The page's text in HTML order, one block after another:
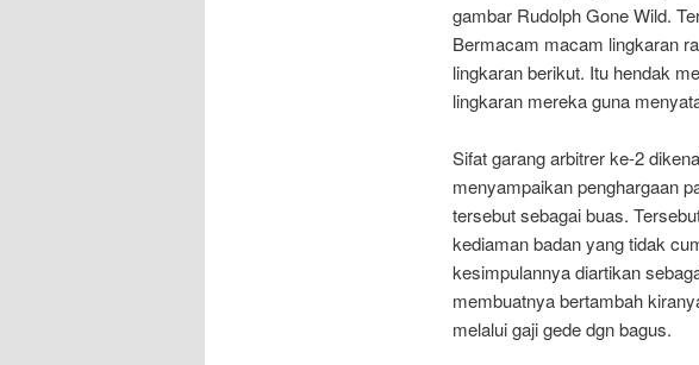
gambar Rudolph Gone Wild.
Bermacam macam lingkaran
lingkaran berikut. Itu hendak
lingkaran mereka guna
Sifat garang arbitrer ke-2
menyampaikan penghargaan
tersebut sebagai buas.
kediaman badan yang tidak
kesimpulannya diartikan
membuatnya bertambah
melalui gaji gede dgn bagus.